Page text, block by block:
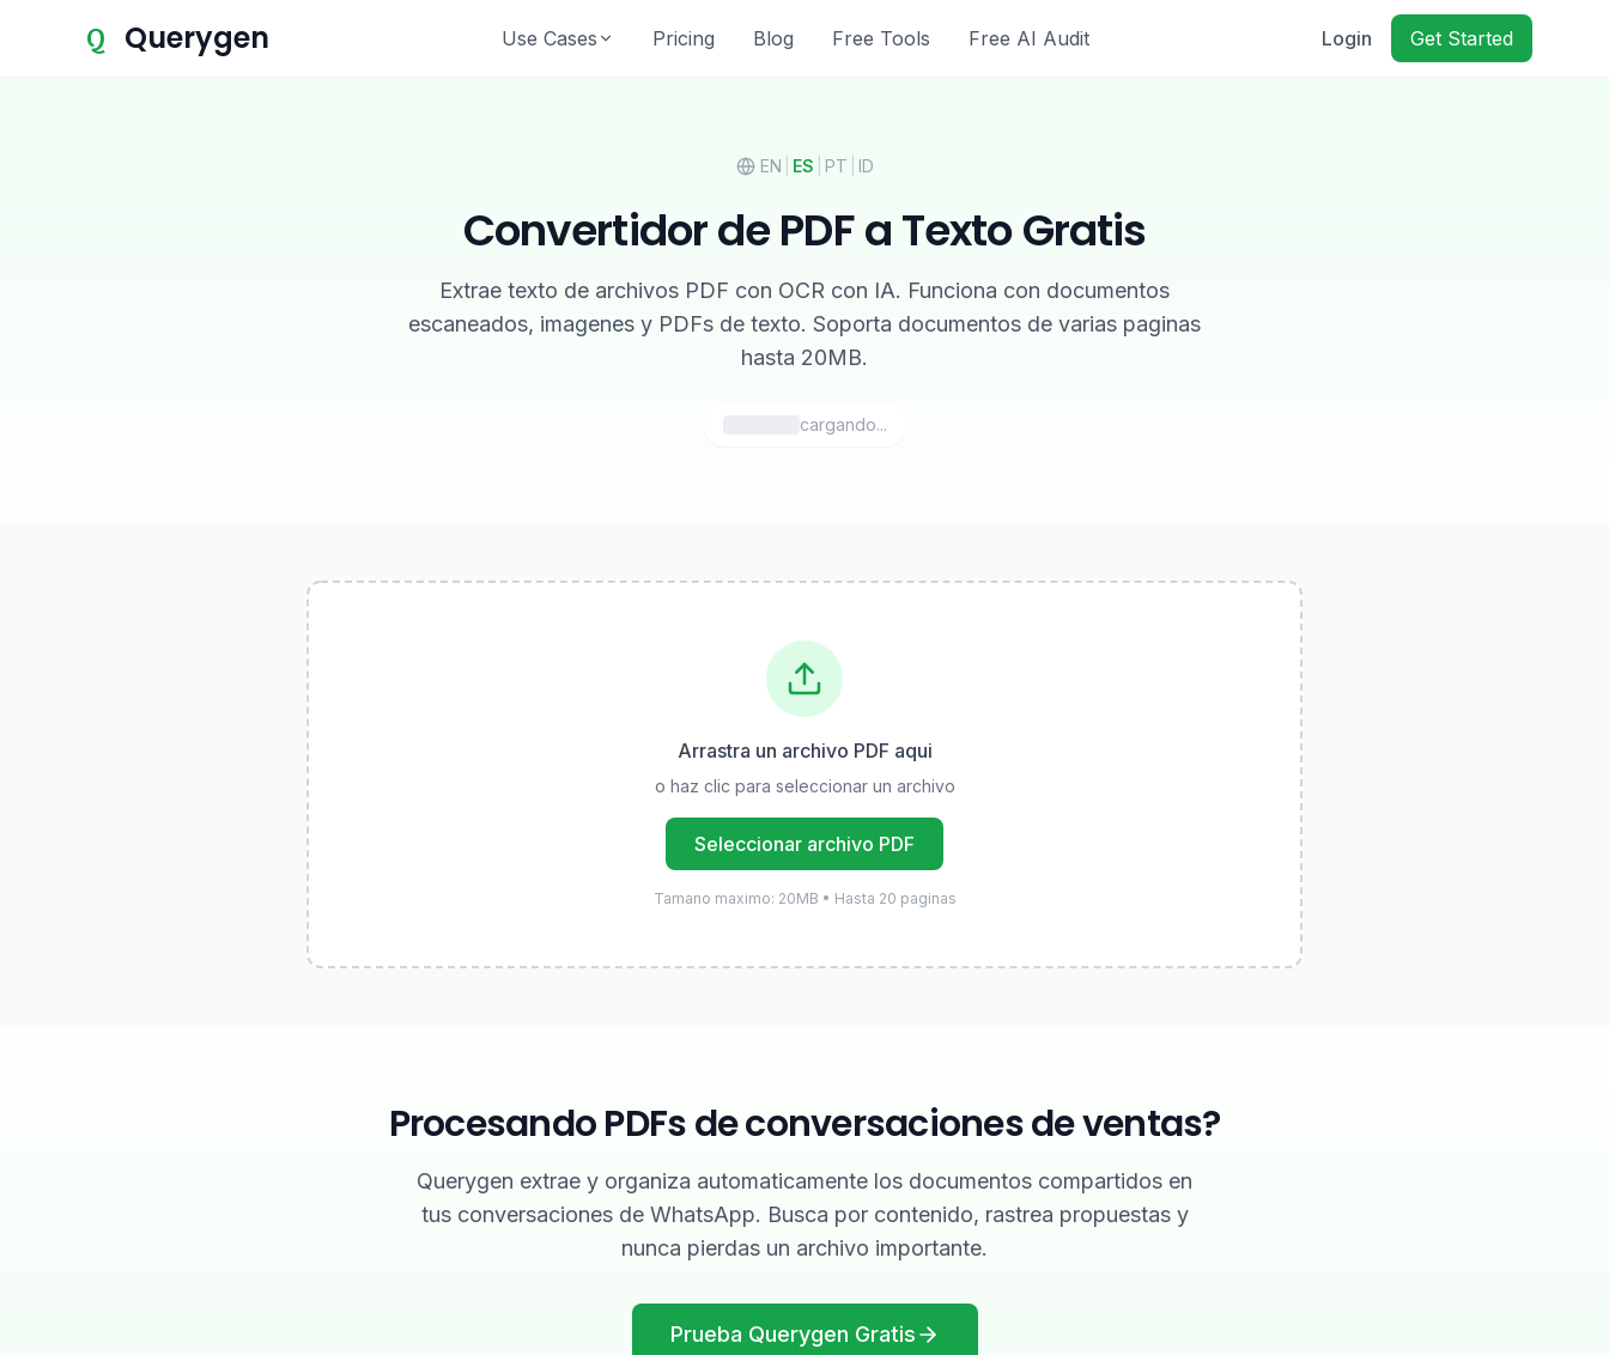
Q Querygen Use Cases Pricing Blog Free Tools Free AI Audit Login Get Started
EN ES PT ID
Convertidor de PDF a Texto Gratis
Extrae texto de archivos PDF con OCR con IA. Funciona con documentos
escaneados, imagenes y PDFs de texto. Soporta documentos de varias paginas
hasta 20MB.
cargando...
Arrastra un archivo PDF aqui
o haz clic para seleccionar un archivo
Seleccionar archivo PDF
Tamano maximo: 20MB • Hasta 20 paginas
Procesando PDFs de conversaciones de ventas?
Querygen extrae y organiza automaticamente los documentos compartidos en
tus conversaciones de WhatsApp. Busca por contenido, rastrea propuestas y
nunca pierdas un archivo importante.
Prueba Querygen Gratis